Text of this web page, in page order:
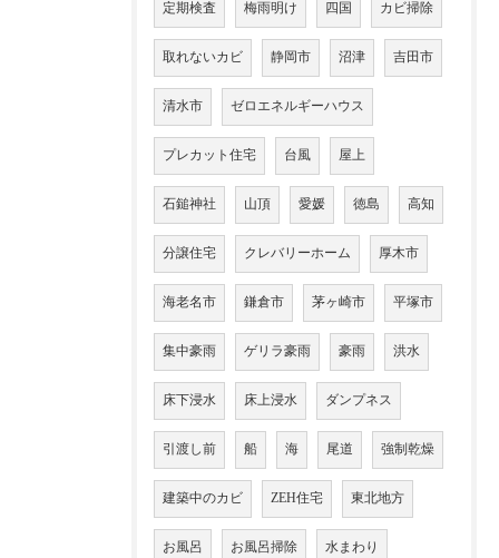
定期検査 梅雨明け 四国 カビ掃除
取れないカビ 静岡市 沼津 吉田市
清水市 ゼロエネルギーハウス
プレカット住宅 台風 屋上
石鎚神社 山頂 愛媛 徳島 高知
分譲住宅 クレバリーホーム 厚木市
海老名市 鎌倉市 茅ヶ崎市 平塚市
集中豪雨 ゲリラ豪雨 豪雨 洪水
床下浸水 床上浸水 ダンプネス
引渡し前 船 海 尾道 強制乾燥
建築中のカビ ZEH住宅 東北地方
お風呂 お風呂掃除 水まわり